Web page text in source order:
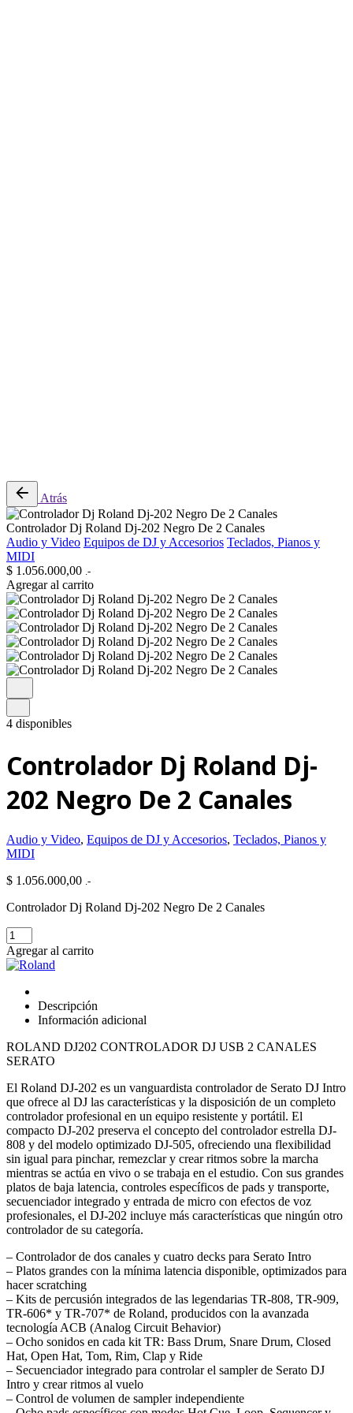
Atrás
Controlador Dj Roland Dj-202 Negro De 2 Canales
Audio y Video Equipos de DJ y Accesorios Teclados, Pianos y
MIDI
$ 1.056.000,00 .-
Agregar al carrito
4 disponibles
Controlador Dj Roland Dj-
202 Negro De 2 Canales
Audio y Video, Equipos de DJ y Accesorios, Teclados, Pianos y
MIDI
$ 1.056.000,00 .-
Controlador Dj Roland Dj-202 Negro De 2 Canales
Controlador
Dj
Roland
Negro
Canales
cantidad
Agregar al carrito
Descripción
Información adicional
ROLAND DJ202 CONTROLADOR DJ USB 2 CANALES
SERATO
El Roland DJ-202 es un vanguardista controlador de Serato DJ Intro
que ofrece al DJ las características y la disposición de un completo
controlador profesional en un equipo resistente y portátil. El
compacto DJ-202 preserva el concepto del controlador estrella DJ-
808 y del modelo optimizado DJ-505, ofreciendo una flexibilidad
sin igual para pinchar, remezclar y crear ritmos sobre la marcha
mientras se actúa en vivo o se trabaja en el estudio. Con sus grandes
platos de baja latencia, controles específicos de pads y transporte,
secuenciador integrado y entrada de micro con efectos de voz
profesionales, el DJ-202 incluye más características que ningún otro
controlador de su categoría.
– Controlador de dos canales y cuatro decks para Serato Intro
– Platos grandes con la mínima latencia disponible, optimizados para
hacer scratching
– Kits de percusión integrados de las legendarias TR-808, TR-909,
TR-606* y TR-707* de Roland, producidos con la avanzada
tecnología ACB (Analog Circuit Behavior)
– Ocho sonidos en cada kit TR: Bass Drum, Snare Drum, Closed
Hat, Open Hat, Tom, Rim, Clap y Ride
– Secuenciador integrado para controlar el sampler de Serato DJ
Intro y crear ritmos al vuelo
– Control de volumen de sampler independiente